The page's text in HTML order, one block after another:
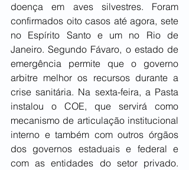
doença em aves silvestres. Foram
confirmados oito casos até agora, sete
no Espírito Santo e um no Rio de
Janeiro. Segundo Fávaro, o estado de
emergência permite que o governo
arbitre melhor os recursos durante a
crise sanitária. Na sexta-feira, a Pasta
instalou o COE, que servirá como
mecanismo de articulação institucional
interno e também com outros órgãos
dos governos estaduais e federal e
com as entidades do setor privado.